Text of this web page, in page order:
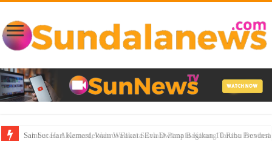
Sah Secara Aklamasi, Wahrul Fauzi Silalahi Pimpin Karang Taruna